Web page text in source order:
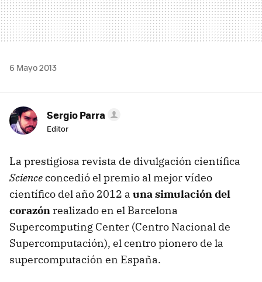
6 Mayo 2013
Sergio Parra
Editor
La prestigiosa revista de divulgación científica
Scienceconcedió el premio al mejor vídeo
científico del año 2012 a una simulación del
corazón realizado en el Barcelona
Supercomputing Center (Centro Nacional de
Supercomputación), el centro pionero de la
supercomputación en España.